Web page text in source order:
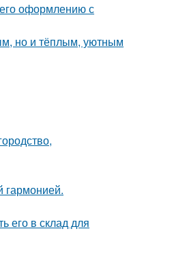
оформлению с
но и тёплым, уютным
гармонией.
его в склад для